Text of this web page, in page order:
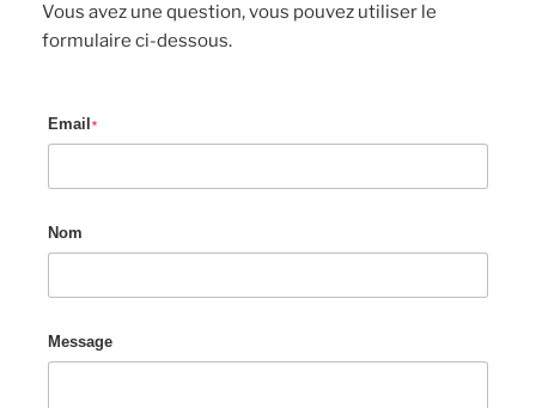
Vous avez une question, vous pouvez utiliser le
formulaire ci-dessous.
Email *
Nom
Message